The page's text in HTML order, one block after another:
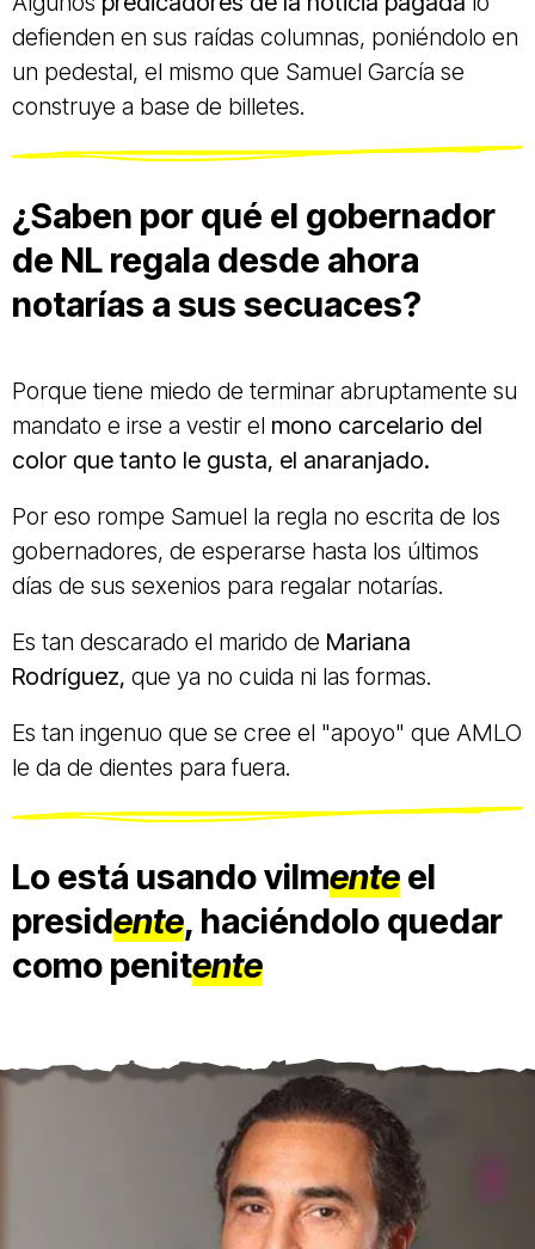
defienden en sus raídas columnas, poniéndolo en
un pedestal, el mismo que Samuel García se
construye a base de billetes.
¿Saben por qué el gobernador
de NL regala desde ahora
notarías a sus secuaces?
Porque tiene miedo de terminar abruptamente su
mandato e irse a vestir el mono carcelario del
color que tanto le gusta, el anaranjado.
Por eso rompe Samuel la regla no escrita de los
gobernadores, de esperarse hasta los últimos
días de sus sexenios para regalar notarías.
Es tan descarado el marido de Mariana
Rodríguez, que ya no cuida ni las formas.
Es tan ingenuo que se cree el "apoyo" que AMLO
le da de dientes para fuera.
Lo está usando vilmente el
presidente, haciéndolo quedar
como penitente